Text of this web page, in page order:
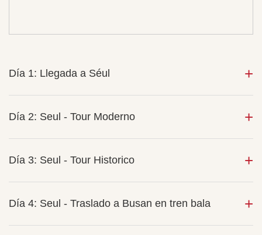
Día 1: Llegada a Séul
Día 2: Seul - Tour Moderno
Día 3: Seul - Tour Historico
Día 4: Seul - Traslado a Busan en tren bala